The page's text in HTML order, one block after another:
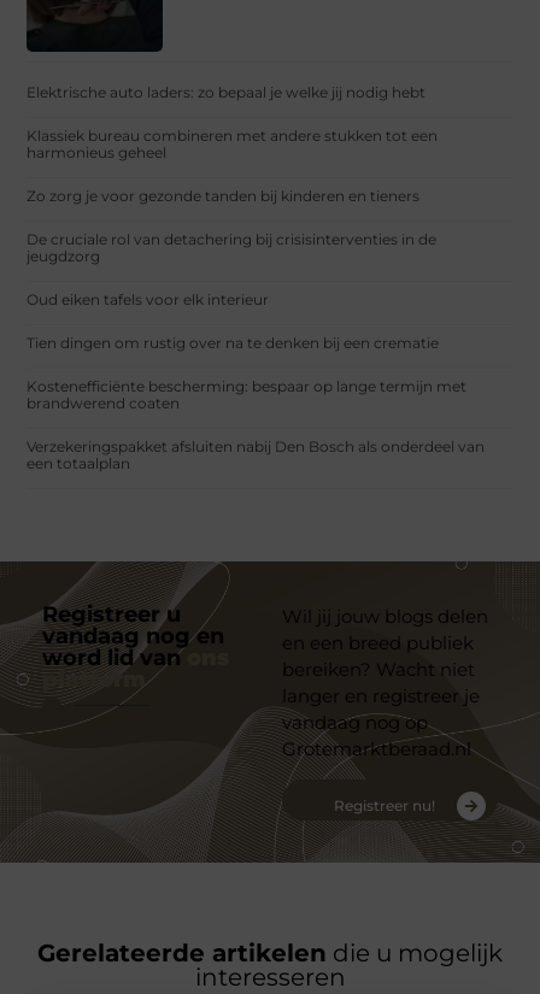
Elektrische auto laders: zo bepaal je welke jij nodig hebt
Klassiek bureau combineren met andere stukken tot een
harmonieus geheel
Zo zorg je voor gezonde tanden bij kinderen en tieners
De cruciale rol van detachering bij crisisinterventies in de
jeugdzorg
Oud eiken tafels voor elk interieur
Tien dingen om rustig over na te denken bij een crematie
Kostenefficiënte bescherming: bespaar op lange termijn met
brandwerend coaten
Verzekeringspakket afsluiten nabij Den Bosch als onderdeel van
een totaalplan
Registreer u
vandaag nog en
word lid van
platform
Wil jij jouw blogs delen
en een breed publiek
bereiken? Wacht niet
langer en registreer je
vandaag nog op
Grotemarktberaad.nl
Registreer nu!
Gerelateerde artikelen die u mogelijk
interesseren